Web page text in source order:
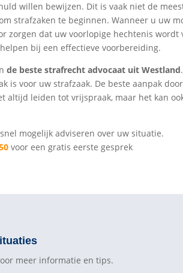
willen bewijzen. Dit is vaak niet de
strafzaken te beginnen. Wanneer u uw
zorgen dat uw voorlopige hechtenis wordt
bij een effectieve voorbereiding.
de beste strafrecht advocaat uit Westland
is voor uw strafzaak. De beste aanpak
altijd leiden tot vrijspraak, maar het kan
mogelijk adviseren over uw situatie.
voor een gratis eerste gesprek
meer informatie en tips.